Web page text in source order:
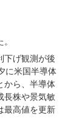
下げ観測が後
に米国半導体
から、半導体
長株や景気敏
最高値を更新